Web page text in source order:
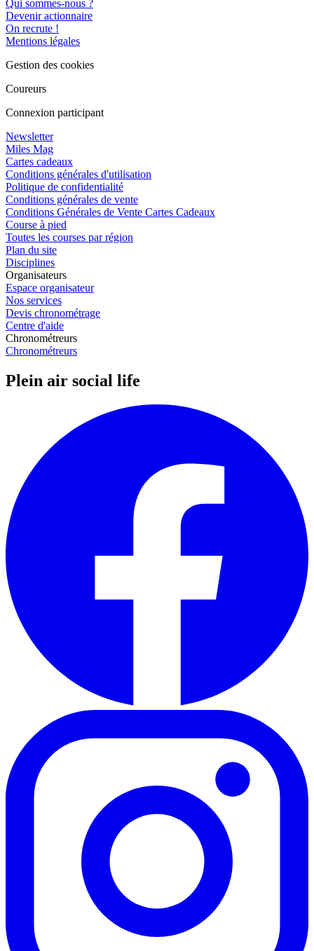
Qui sommes-nous ?
Devenir actionnaire
On recrute !
Mentions légales
Gestion des cookies
Coureurs
Connexion participant
Newsletter
Miles Mag
Cartes cadeaux
Conditions générales d'utilisation
Politique de confidentialité
Conditions générales de vente
Conditions Générales de Vente Cartes Cadeaux
Course à pied
Toutes les courses par région
Plan du site
Disciplines
Organisateurs
Espace organisateur
Nos services
Devis chronométrage
Centre d'aide
Chronométreurs
Chronométreurs
Plein air social life